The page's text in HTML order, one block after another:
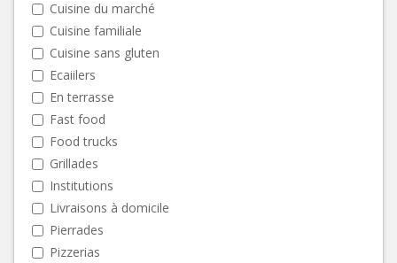
Cuisine du marché
Cuisine familiale
Cuisine sans gluten
Ecaiilers
En terrasse
Fast food
Food trucks
Grillades
Institutions
Livraisons à domicile
Pierrades
Pizzerias